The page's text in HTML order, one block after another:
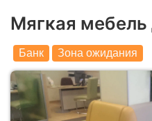
Мягкая
Банк Зона ожидания